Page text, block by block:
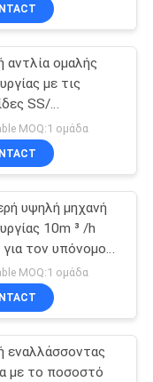
αντλία ομαλής
με τις
SS/
και
χάλυβα
MOQ:1 ομάδα
υψηλή μηχανή
10m ³ /h
τον υπόνομο
ξελεπιάζει/που
MOQ:1 ομάδα
εναλλάσσοντας
με το ποσοστό